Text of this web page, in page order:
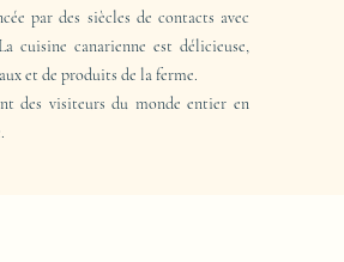
par des siècles de contacts avec
cuisine canarienne est délicieuse,
et de produits de la ferme.
des visiteurs du monde entier en